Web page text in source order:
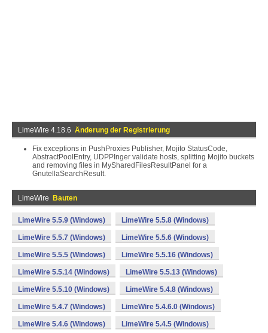
LimeWire 4.18.6 Änderung der Registrierung
Fix exceptions in PushProxies Publisher, Mojito StatusCode,
AbstractPoolEntry, UDPPInger validate hosts, splitting Mojito buckets
and removing files in MySharedFilesResultPanel for a
GnutellaSearchResult.
LimeWire Bauten
LimeWire 5.5.9 (Windows) LimeWire 5.5.8 (Windows)
LimeWire 5.5.7 (Windows) LimeWire 5.5.6 (Windows)
LimeWire 5.5.5 (Windows) LimeWire 5.5.16 (Windows)
LimeWire 5.5.14 (Windows) LimeWire 5.5.13 (Windows)
LimeWire 5.5.10 (Windows) LimeWire 5.4.8 (Windows)
LimeWire 5.4.7 (Windows) LimeWire 5.4.6.0 (Windows)
LimeWire 5.4.6 (Windows) LimeWire 5.4.5 (Windows)